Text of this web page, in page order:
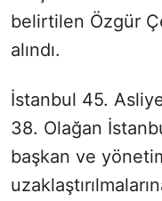
belirtilen Özgür
alındı.
İstanbul 45.
38. Olağan
başkan ve